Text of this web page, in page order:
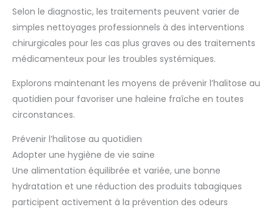
Selon le diagnostic, les traitements peuvent varier de
simples nettoyages professionnels à des interventions
chirurgicales pour les cas plus graves ou des traitements
médicamenteux pour les troubles systémiques.
Explorons maintenant les moyens de prévenir l’halitose au
quotidien pour favoriser une haleine fraîche en toutes
circonstances.
Prévenir l’halitose au quotidien
Adopter une hygiène de vie saine
Une alimentation équilibrée et variée, une bonne
hydratation et une réduction des produits tabagiques
participent activement à la prévention des odeurs